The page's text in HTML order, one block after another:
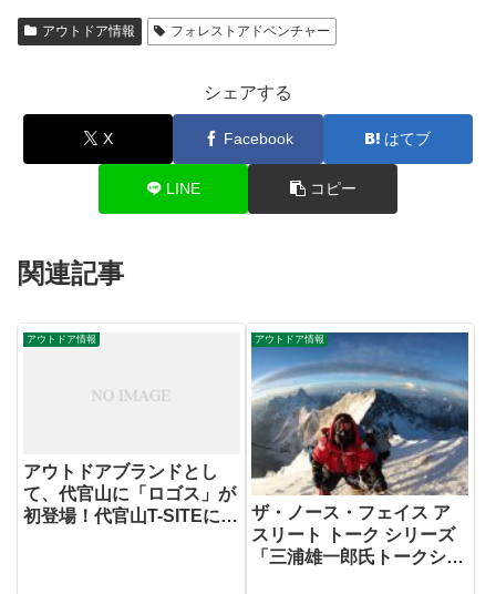
アウトドア情報 フォレストアドベンチャー
シェアする
X Facebook はてブ
LINE コピー
関連記事
アウトドア情報
アウトドアブランドとし
て、代官山に「ロゴス」が
初登場！代官山T-SITEに、
アウトドア情報
ザ・ノース・フェイス ア
スリート トーク シリーズ
「三浦雄一郎氏トークショ